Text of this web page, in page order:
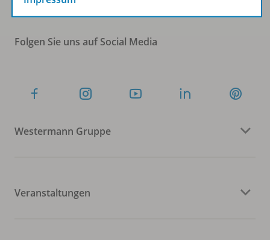
Folgen Sie uns auf Social Media
Westermann Gruppe
Veranstaltungen